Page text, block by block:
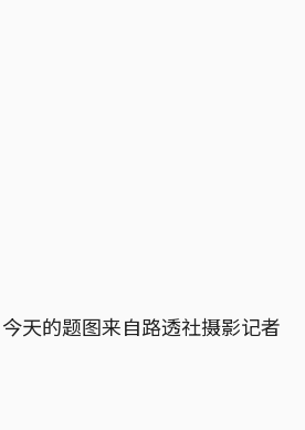
天的题图来自路透社摄影记者